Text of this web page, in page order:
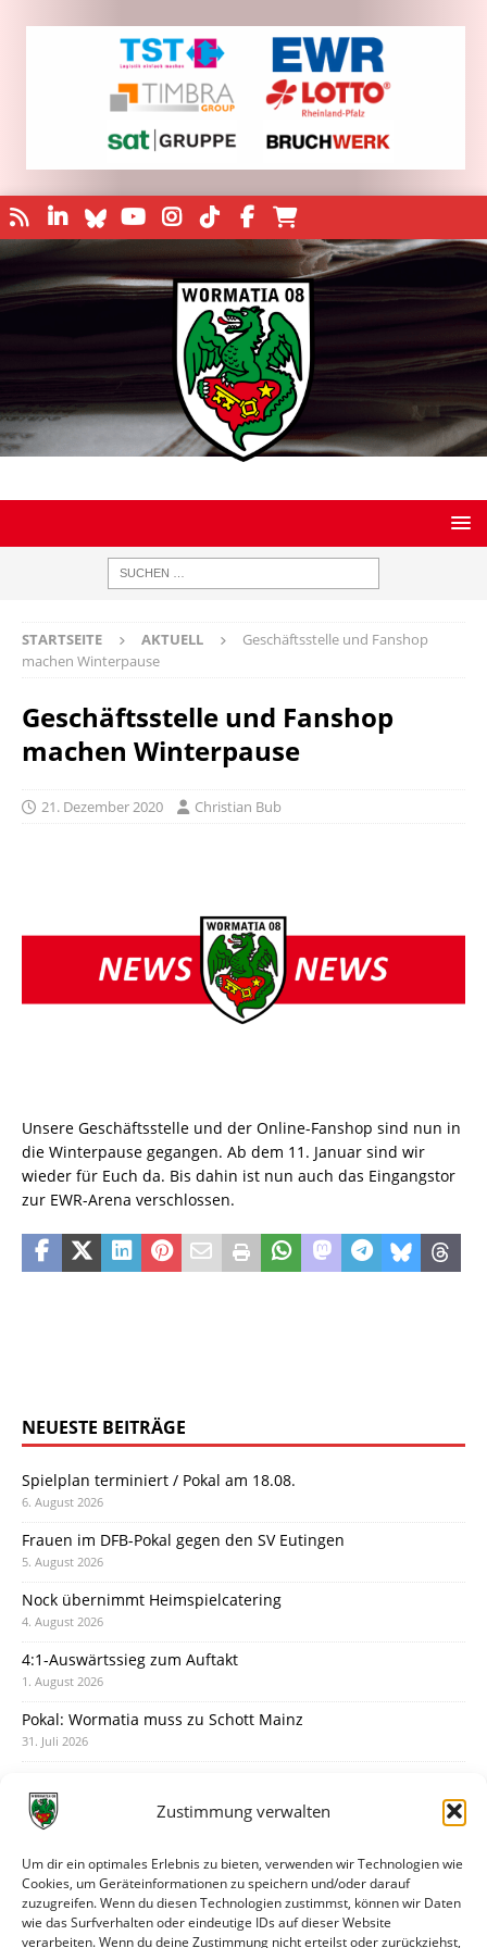
Zustimmung verwalten
Um dir ein optimales Erlebnis zu bieten, verwenden wir Technologien wie
Cookies, um Geräteinformationen zu speichern und/oder darauf
zuzugreifen. Wenn du diesen Technologien zustimmst, können wir Daten
wie das Surfverhalten oder eindeutige IDs auf dieser Website
verarbeiten. Wenn du deine Zustimmung nicht erteilst oder zurückziehst,
STARTSEITE AKTUELL
Geschäftsstelle und Fanshop
machen Winterpause
Geschäftsstelle und Fanshop
machen Winterpause
21. Dezember 2020 Christian Bub
Unsere Geschäftsstelle und der Online-Fanshop sind nun in
die Winterpause gegangen. Ab dem 11. Januar sind wir
wieder für Euch da. Bis dahin ist nun auch das Eingangstor
zur EWR-Arena verschlossen.
NEUESTE BEITRÄGE
Spielplan terminiert / Pokal am 18.08.
6. August 2026
Frauen im DFB-Pokal gegen den SV Eutingen
5. August 2026
Nock übernimmt Heimspielcatering
4. August 2026
4:1-Auswärtssieg zum Auftakt
1. August 2026
Pokal: Wormatia muss zu Schott Mainz
31. Juli 2026
30. Juli 2026
28. Juli 2026
Neuer Rückensponsor
28. Juli 2026